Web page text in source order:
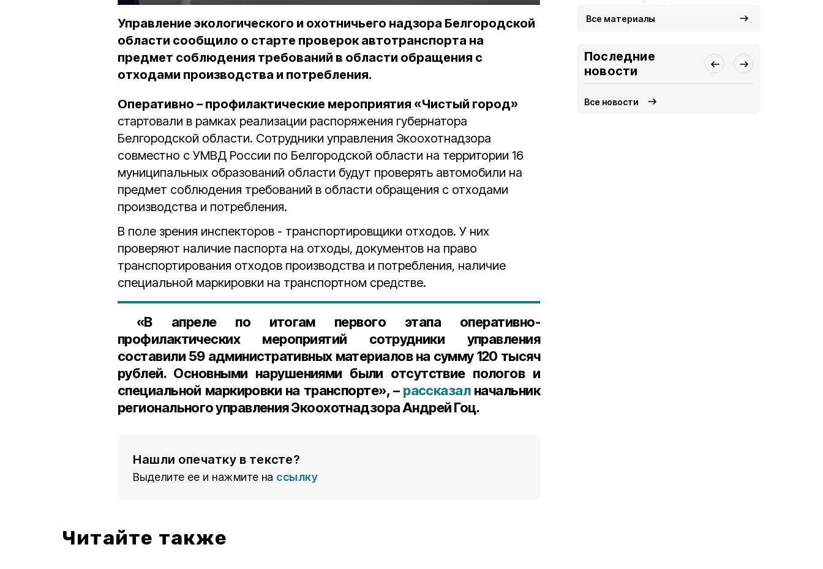
Управление экологического и охотничьего надзора Белгородской
области сообщило о старте проверок автотранспорта на
предмет соблюдения требований в области обращения с
отходами производства и потребления.
Оперативно – профилактические мероприятия «Чистый город»
стартовали в рамках реализации распоряжения губернатора
Белгородской области. Сотрудники управления Экоохотнадзора
совместно с УМВД России по Белгородской области на территории 16
муниципальных образований области будут проверять автомобили на
предмет соблюдения требований в области обращения с отходами
производства и потребления.
В поле зрения инспекторов - транспортировщики отходов. У них
проверяют наличие паспорта на отходы, документов на право
транспортирования отходов производства и потребления, наличие
специальной маркировки на транспортном средстве.
«В апреле по итогам первого этапа оперативно-
профилактических мероприятий сотрудники управления
составили 59 административных материалов на сумму 120 тысяч
рублей. Основными нарушениями были отсутствие пологов и
специальной маркировки на транспорте», – рассказалначальник
регионального управления Экоохотнадзора Андрей Гоц.
Нашли опечатку в тексте?
Выделите ее и нажмите на ссылку
Читайте также
Все материалы
Последние
новости
Все новости